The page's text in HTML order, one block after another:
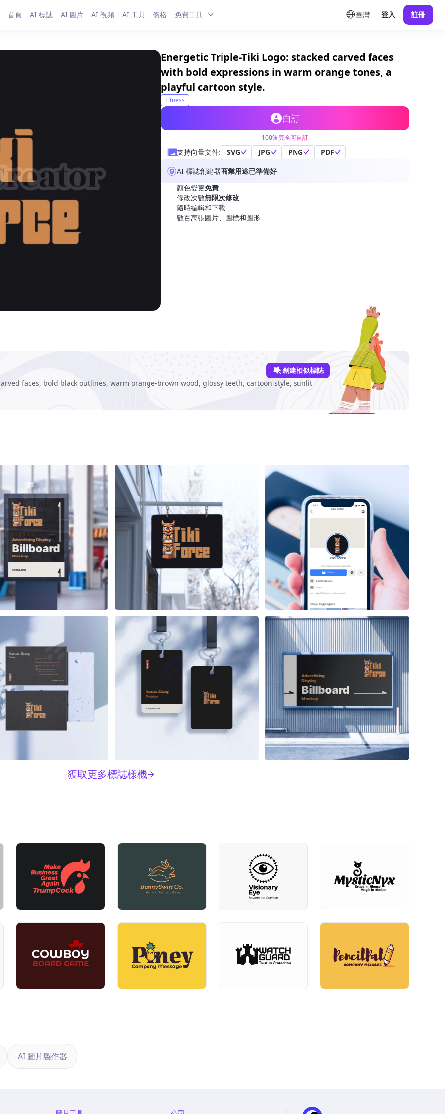
首頁 AI 標誌 AI 圖片 AI 視頻 AI 工具 價格 免費工具 臺灣 登入 註冊
Energetic Triple-Tiki Logo: stacked carved faces
with bold expressions in warm orange tones, a
playful cartoon style.
Fitness
自訂
100% 完全可自訂
支持向量文件: SVG JPG PNG
PDF
AI 標誌創建器商業用途已準備好
顏色變更免費
修改次數無限次修改
隨時編輯和下載
數百萬張圖片、圖標和圖形
創建相似標誌
faces, bold black outlines, warm orange-brown wood, glossy teeth, cartoon style, sunlit
Advertising Display
Billboard
Mockup
ON BUILDING
Stroy Highlights
9:41
Tiki
Force
Tiki
Force
New playground. Same kid.
2.3M Followers
Actor
See Tiki
Force ’s About Info
Follow
Sansan Zhang
Position
555 6999
ZhangSan@Alaskanoil.com
Alaska Oil and Energy Corp.
Lane 88, Happiness &
Prosperity Community,
Prosperous Business Street
Alaskanoil.com
Alaskanoil.com
Sansan Zhang
Position
Advertising
Display
Billboard
Mockup
獲取更多標誌樣機
AI 圖片製作器